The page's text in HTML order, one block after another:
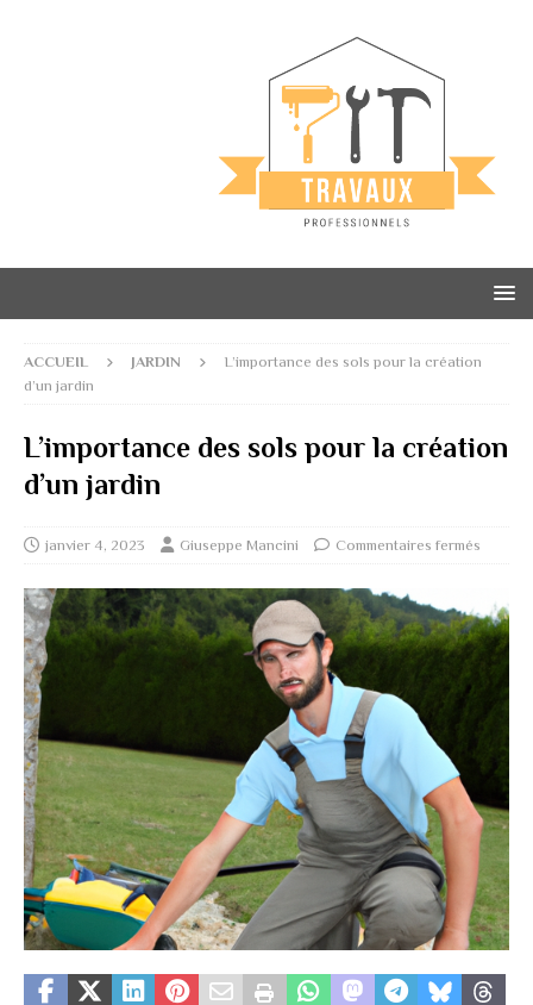
ACCUEIL JARDIN
L’importance des sols pour la création
d’un jardin
L’importance des sols pour la création
d’un jardin
janvier 4, 2023 Giuseppe Mancini Commentaires fermés